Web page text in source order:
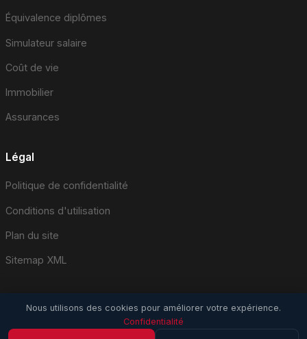
Équivalence diplômes
Simulateur salaire
Coût de vie
Immobilier
Assurances
Légal
Politique de confidentialité
Conditions d'utilisation
Plan du site
Sitemap XML
© 2026 EmploiSuisse.com. Tous droits réservés.
Nous utilisons des cookies pour améliorer votre expérience.
Confidentialité